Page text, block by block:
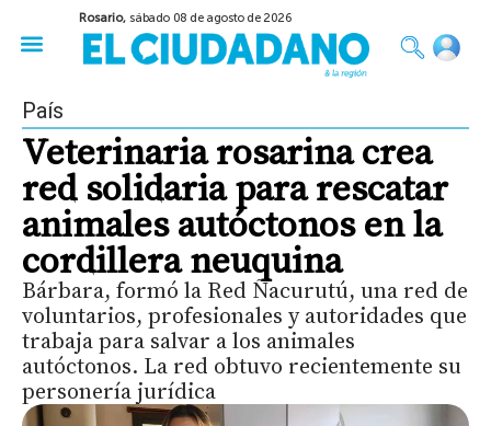
Rosario, sábado 08 de agosto de 2026
País
Veterinaria rosarina crea
red solidaria para rescatar
animales autóctonos en la
cordillera neuquina
Bárbara, formó la Red Ñacurutú, una red de
voluntarios, profesionales y autoridades que
trabaja para salvar a los animales
autóctonos. La red obtuvo recientemente su
personería jurídica